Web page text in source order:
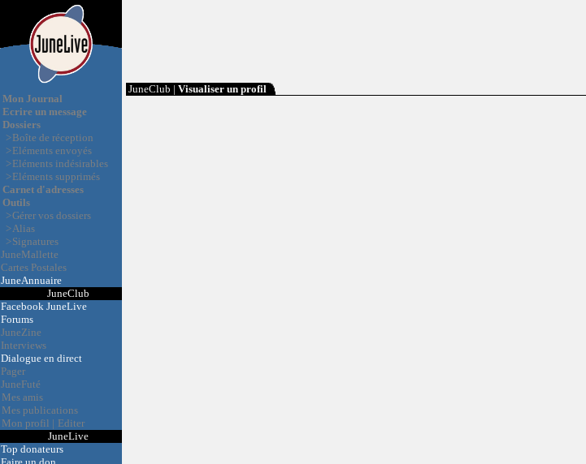
Mon Journal
Ecrire un message
Dossiers
>Boîte de réception
>Eléments envoyés
>Eléments indésirables
>Eléments supprimés
Carnet d'adresses
Outils
>Gérer vos dossiers
>Alias
>Signatures
JuneMallette
Cartes Postales
JuneAnnuaire
JuneClub
Facebook JuneLive
Forums
JuneZine
Interviews
Dialogue en direct
Pager
JuneFuté
Mes amis
Mes publications
Mon profil | Editer
JuneLive
Top donateurs
JuneClub | Visualiser un profil